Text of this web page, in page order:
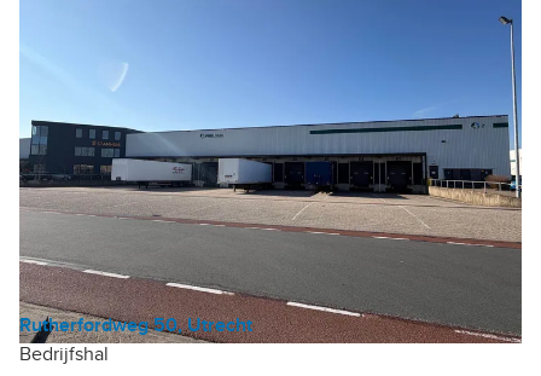
Rutherfordweg 50, Utrecht
Bedrijfshal